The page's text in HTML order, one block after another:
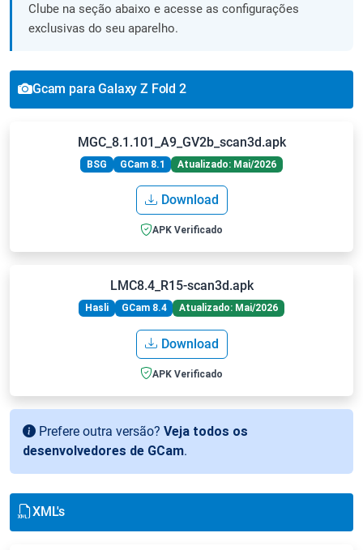
Clube na seção abaixo e acesse as configurações
exclusivas do seu aparelho.
Gcam para Galaxy Z Fold 2
MGC_8.1.101_A9_GV2b_scan3d.apk
BSG GCam 8.1 Atualizado: Mai/2026
Download
APK Verificado
LMC8.4_R15-scan3d.apk
Hasli GCam 8.4 Atualizado: Mai/2026
Download
APK Verificado
Prefere outra versão? Veja todos os
desenvolvedores de GCam.
XML's